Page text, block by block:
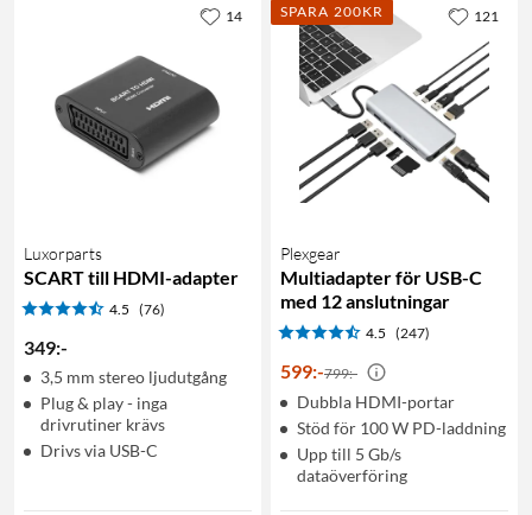
Luxorparts
SCART till HDMI-adapter
4.5 (76)
349:-
3,5 mm stereo ljudutgång
Plug & play - inga
drivrutiner krävs
Drivs via USB-C
14 SPARA 200KR
Plexgear
Multiadapter för USB-C
med 12 anslutningar
4.5 (247)
599:-799:-
Dubbla HDMI-portar
Stöd för 100 W PD-laddning
Upp till 5 Gb/s
dataöverföring
121